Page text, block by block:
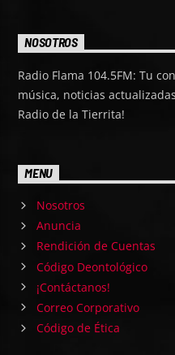
NOSOTROS
Radio Flama 104.5FM: Tu
música, noticias
Radio de la Tierrita!
MENU
Nosotros
Anuncia
Rendición de Cuentas
Código Deontológico
¡Contáctanos!
Correo Corporativo
Código de Ética